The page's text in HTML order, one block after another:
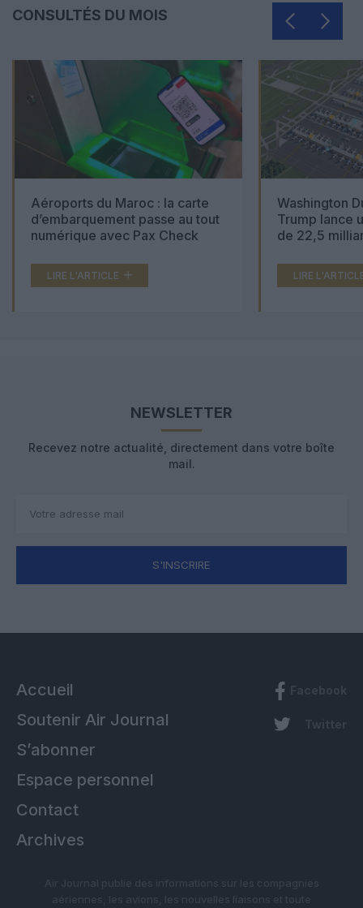
CONSULTÉS DU MOIS
Aéroports du Maroc : la carte
d’embarquement passe au tout
numérique avec Pax Check
LIRE L'ARTICLE
Washington
Trump lance
de 22,5
LIRE
NEWSLETTER
Recevez notre actualité, directement dans votre boîte
mail.
S'INSCRIRE
Accueil
Soutenir Air Journal
S’abonner
Espace personnel
Contact
Archives